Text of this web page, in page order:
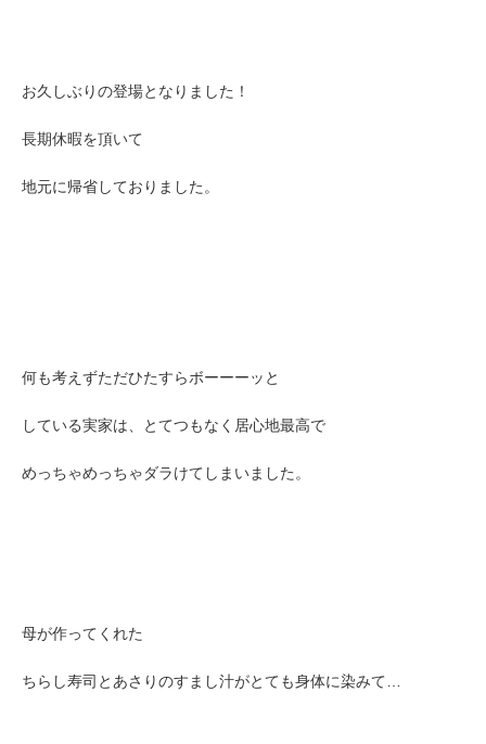
お久しぶりの登場となりました！
長期休暇を頂いて
地元に帰省しておりました。
何も考えずただひたすらボーーーッと
している実家は、とてつもなく居心地最高で
めっちゃめっちゃダラけてしまいました。
母が作ってくれた
ちらし寿司とあさりのすまし汁がとても身体に染みて…